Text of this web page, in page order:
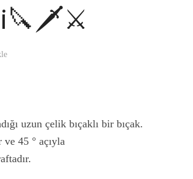
uzun çelik bıçaklı bir bıçak.
45 ° açıyla